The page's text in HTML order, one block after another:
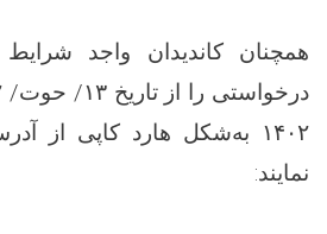
همچنان کاندیدان واجد
۱۴۰۲ به‌شکل هارد کاپی از
نمایند: